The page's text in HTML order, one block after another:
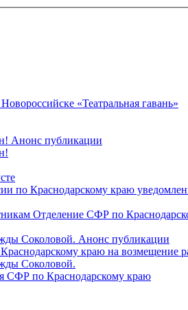
«Театральная гавань»
Анонс публикации
Краснодарскому краю
Отделение СФР по
Соколовой. Анонс публикации
краю на возмещение
Соколовой.
СФР по Краснодарскому краю